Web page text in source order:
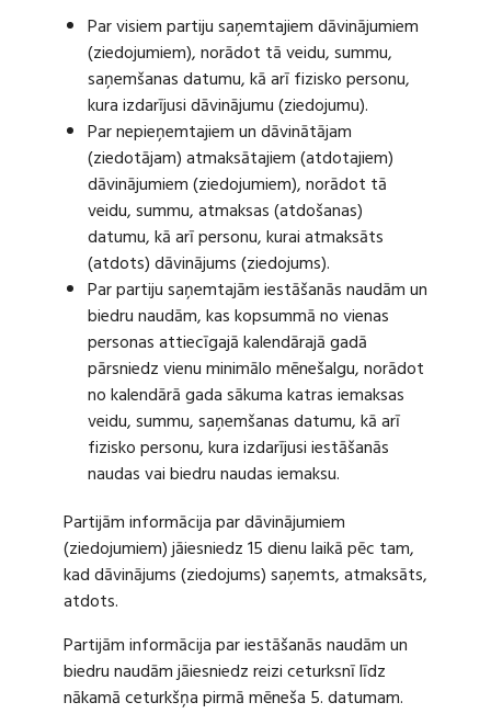
Par visiem partiju saņemtajiem dāvinājumiem
(ziedojumiem), norādot tā veidu, summu,
saņemšanas datumu, kā arī fizisko personu,
kura izdarījusi dāvinājumu (ziedojumu).
Par nepieņemtajiem un dāvinātājam
(ziedotājam) atmaksātajiem (atdotajiem)
dāvinājumiem (ziedojumiem), norādot tā
veidu, summu, atmaksas (atdošanas)
datumu, kā arī personu, kurai atmaksāts
(atdots) dāvinājums (ziedojums).
Par partiju saņemtajām iestāšanās naudām un
biedru naudām, kas kopsummā no vienas
personas attiecīgajā kalendārajā gadā
pārsniedz vienu minimālo mēnešalgu, norādot
no kalendārā gada sākuma katras iemaksas
veidu, summu, saņemšanas datumu, kā arī
fizisko personu, kura izdarījusi iestāšanās
naudas vai biedru naudas iemaksu.
Partijām informācija par dāvinājumiem
(ziedojumiem) jāiesniedz 15 dienu laikā pēc tam,
kad dāvinājums (ziedojums) saņemts, atmaksāts,
atdots.
Partijām informācija par iestāšanās naudām un
biedru naudām jāiesniedz reizi ceturksnī līdz
nākamā ceturkšņa pirmā mēneša 5. datumam.